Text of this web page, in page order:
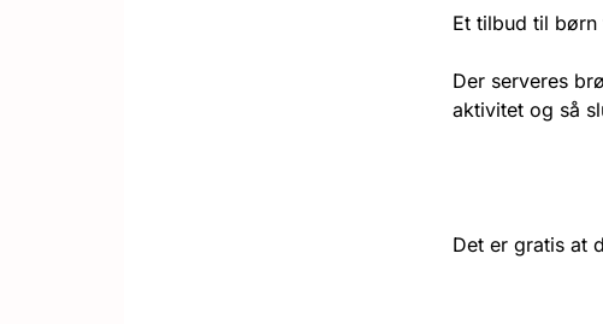
Et tilbud til
Der serveres
aktivitet og så
Det er gratis at